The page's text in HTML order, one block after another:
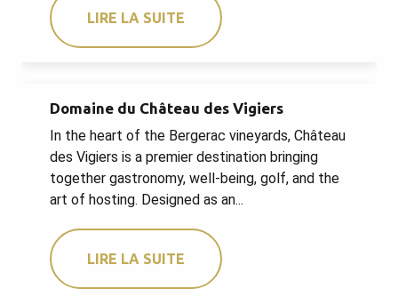
LIRE LA SUITE
Domaine du Château des Vigiers
In the heart of the Bergerac vineyards, Château
des Vigiers is a premier destination bringing
together gastronomy, well-being, golf, and the
art of hosting. Designed as an...
LIRE LA SUITE